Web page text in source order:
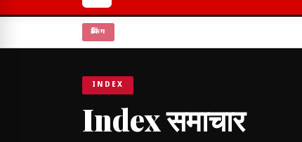
ब्रेकिंग
INDEX
Index समाचार